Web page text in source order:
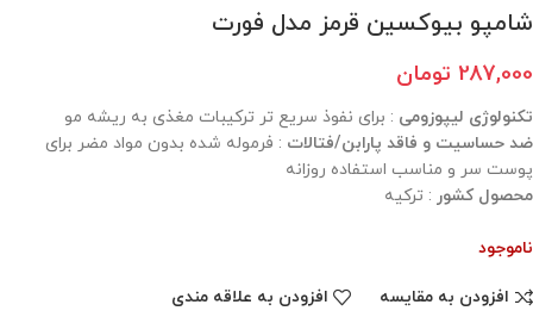
شامپو بیوکسین قرمز مدل فورت
287,000 تومان
تکنولوژی لیپوزومی : برای نفوذ سریع تر ترکیبات مغذی به ریشه مو
ضد حساسیت و فاقد پارابن/فتالات : فرموله شده بدون مواد مضر برای
پوست سر و مناسب استفاده روزانه
محصول کشور : ترکیه
ناموجود
افزودن به مقایسه افزودن به علاقه مندی